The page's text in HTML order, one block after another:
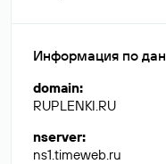
Информация по
domain:
RUPLENKI.RU
nserver:
ns1.timeweb.ru